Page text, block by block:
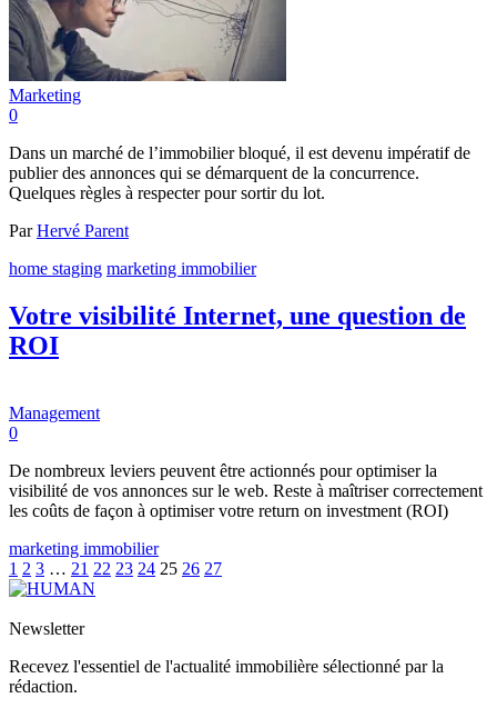
Marketing
0
Dans un marché de l’immobilier bloqué, il est devenu impératif de
publier des annonces qui se démarquent de la concurrence.
Quelques règles à respecter pour sortir du lot.
ParHervé Parent
home staging marketing immobilier
Votre visibilité Internet, une question de
ROI
Management
0
De nombreux leviers peuvent être actionnés pour optimiser la
visibilité de vos annonces sur le web. Reste à maîtriser correctement
les coûts de façon à optimiser votre return on investment (ROI)
marketing immobilier
1 2 3 … 21 22 23 24 25 26 27
Newsletter
Recevez l'essentiel de l'actualité immobilière sélectionné par la
rédaction.